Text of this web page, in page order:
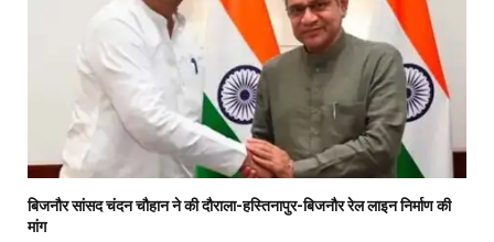
बिजनौर सांसद चंदन चौहान ने की दौराला-हस्तिनापुर-बिजनौर रेल लाइन निर्माण की
मांग